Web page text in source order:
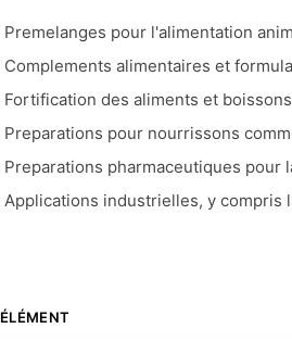
Premelanges pour l'alimentation
Complements alimentaires et
Fortification des aliments et
Preparations pour nourrissons
Preparations pharmaceutiques pour
Applications industrielles, y compris
ÉLÉMENT